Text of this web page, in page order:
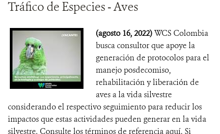
Tráfico de Especies - Aves
(agosto 16, 2022)WCS Colombia
busca consultor que apoye la
generación de protocolos para el
manejo posdecomiso,
rehabilitación y liberación de
aves a la vida silvestre
considerando el respectivo seguimiento para reducir los
impactos que estas actividades pueden generar en la vida
silvestre. Consulte los términos de referencia aquí. Si